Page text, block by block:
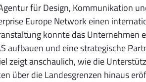
für Design, Kommunikation
Europe Network einen
konnte das Unternehmen
aufbauen und eine strategische
zeigt anschaulich, wie die
über die Landesgrenzen hinaus